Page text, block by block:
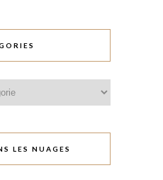
LES NUAGES